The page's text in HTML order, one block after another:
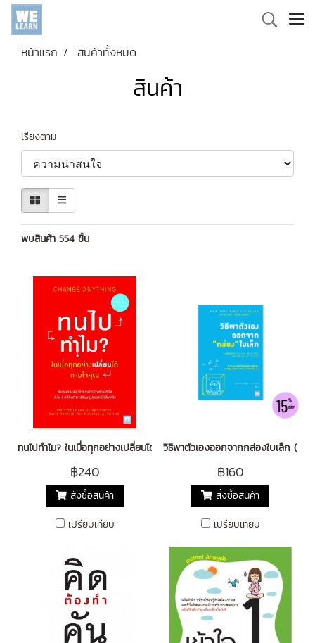
หน้าแรก สินค้าทั้งหมด
สินค้า
เรียงตาม
พบสินค้า 554 ชิ้น
ทนไปทำไม? ในเมื่อทุกอย่างเปลี่ยนได้ตามใจคุณ (Chang Anything)
฿240
สั่งซื้อสินค้า
เปรียบเทียบ
วิธีพาตัวเองออกจากกล่องใบเล็ก
฿160
สั่งซื้อสินค้า
เปรียบเทียบ